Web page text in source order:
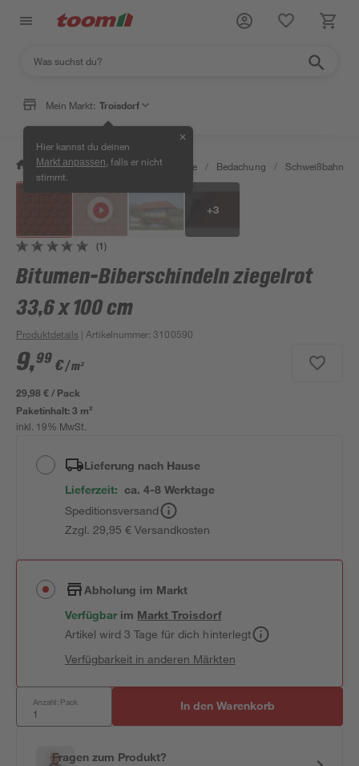
Mein Markt: Troisdorf
Hier kannst du deinen
Markt anpassen , falls er nicht
stimmt.
✕
/ Bauen & Renovieren / Baustoffe / Bedachung / Schweißbahnen
+3
(1)
Bitumen-Biberschindeln ziegelrot
33,6 x 100 cm
Produktdetails | Artikelnummer:3100590
9,99 €/ m²
29,98 € / Pack
Paketinhalt:3 m²
inkl. 19% MwSt.
Lieferung nach Hause
Lieferzeit: ca. 4-8 Werktage
Speditionsversand
Zzgl. 29,95 € Versandkosten
Abholung im Markt
Verfügbar im MarktTroisdorf
Artikel wird 3 Tage für dich hinterlegt
Verfügbarkeit in anderen Märkten
Anzahl: Pack In den Warenkorb
Fragen zum Produkt?